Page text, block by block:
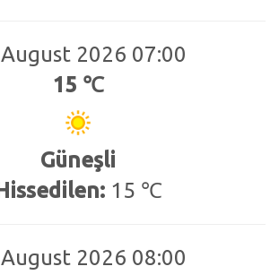
2026 07:00
15 ℃
Güneşli
Hissedilen:15 ℃
2026 08:00